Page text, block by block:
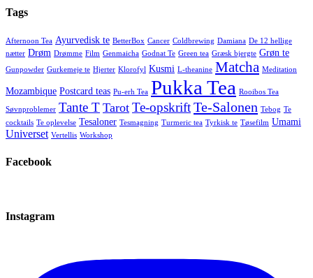
Tags
Afternoon Tea Ayurvedisk te BetterBox Cancer Coldbrewing Damiana De 12 hellige
nætter Drøm Drømme Film Genmaicha Godnat Te Green tea Græsk bjergte Grøn te
Gunpowder Gurkemeje te Hjerter Klorofyl Kusmi L-theanine Matcha Meditation
Mozambique Postcard teas Pu-erh Tea Pukka Tea Rooibos Tea
Søvnproblemer Tante T Tarot Te-opskriftTe-Salonen Tebog Te
cocktails Te oplevelse Tesaloner Tesmagning Turmeric tea Tyrkisk te Tøsefilm Umami
Universet Vertellis Workshop
Facebook
Instagram